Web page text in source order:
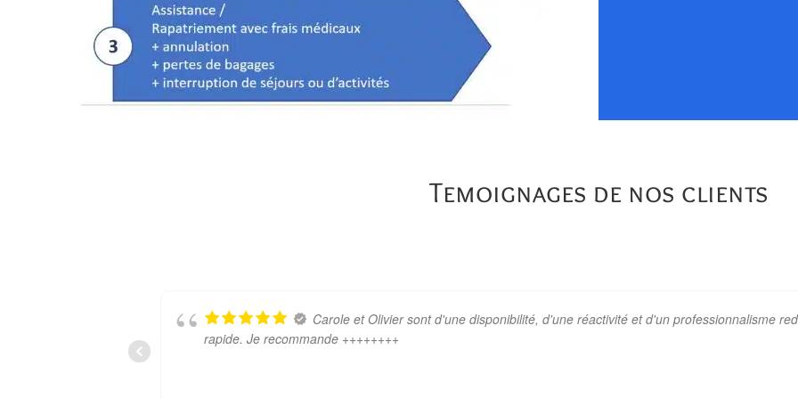
Temoignages de nos clients
Carole et Olivier sont d'une disponibilité, d'une réactivité et d'un professionnalisme
rapide. Je recommande ++++++++